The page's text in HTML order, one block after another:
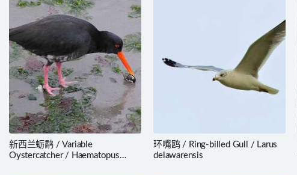
新西兰蛎鹬 / Variable
Oystercatcher / Haematopus
环嘴鸥 / Ring-billed Gull / Larus
delawarensis